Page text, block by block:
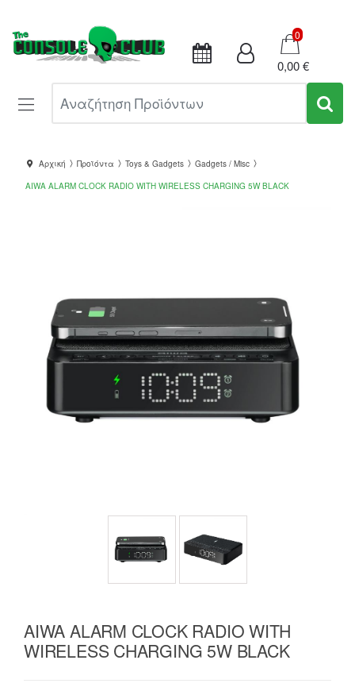
Καλάθι
0
0,00 €
Αρχική Προϊόντα Toys & Gadgets
Gadgets / Misc
AIWA ALARM CLOCK RADIO WITH WIRELESS CHARGING 5W BLACK
AIWA ALARM CLOCK RADIO WITH
WIRELESS CHARGING 5W BLACK